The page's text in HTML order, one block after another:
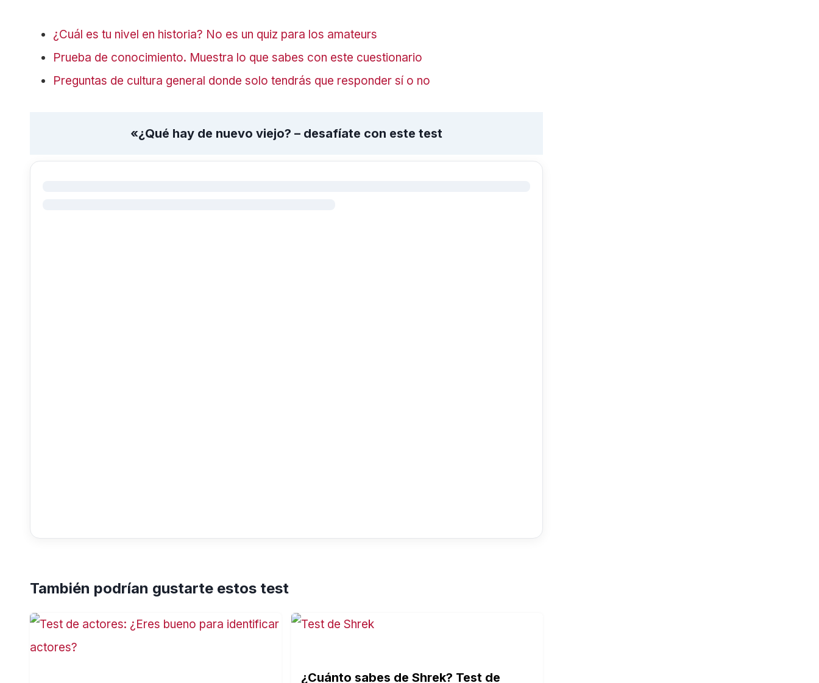
¿Cuál es tu nivel en historia? No es un quiz para los amateurs
Prueba de conocimiento. Muestra lo que sabes con este cuestionario
Preguntas de cultura general donde solo tendrás que responder sí o no
«¿Qué hay de nuevo viejo? – desafíate con este test
También podrían gustarte estos test
¿Cuánto sabes de Shrek? Test de